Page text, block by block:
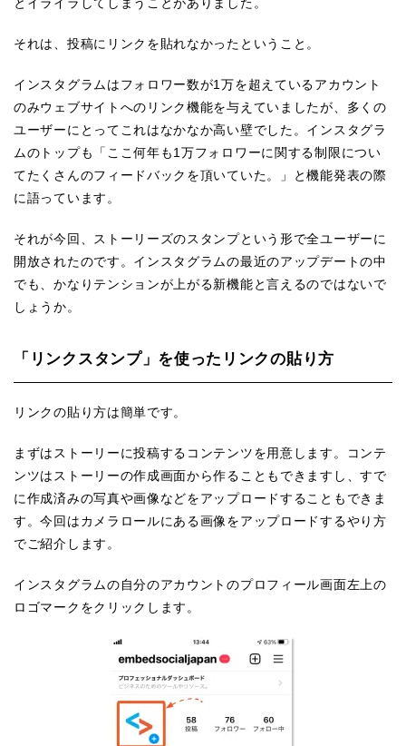
それは、投稿にリンクを貼れなかったということ。
インスタグラムはフォロワー数が1万を超えているアカウント
のみウェブサイトへのリンク機能を与えていましたが、多くの
ユーザーにとってこれはなかなか高い壁でした。インスタグラ
ムのトップも「ここ何年も1万フォロワーに関する制限につい
てたくさんのフィードバックを頂いていた。」と機能発表の際
に語っています。
それが今回、ストーリーズのスタンプという形で全ユーザーに
開放されたのです。インスタグラムの最近のアップデートの中
でも、かなりテンションが上がる新機能と言えるのではないで
しょうか。
「リンクスタンプ」を使ったリンクの貼り方
リンクの貼り方は簡単です。
まずはストーリーに投稿するコンテンツを用意します。コンテ
ンツはストーリーの作成画面から作ることもできますし、すで
に作成済みの写真や画像などをアップロードすることもできま
す。今回はカメラロールにある画像をアップロードするやり方
でご紹介します。
インスタグラムの自分のアカウントのプロフィール画面左上の
ロゴマークをクリックします。